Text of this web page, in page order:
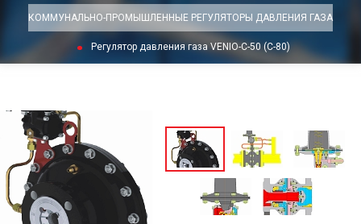
КОММУНАЛЬНО-ПРОМЫШЛЕННЫЕ РЕГУЛЯТОРЫ ДАВЛЕНИЯ ГАЗА
Регулятор давления газа VENIO-С-50 (С-80)